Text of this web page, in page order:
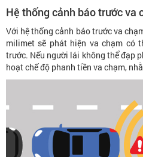
Hệ thống cảnh báo trước va
Với hệ thống cảnh báo trước va
milimet sẽ phát hiện va chạm có
trước. Nếu người lái không thể đạp
hoạt chế độ phanh tiền va chạm,